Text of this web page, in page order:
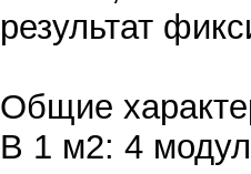
результат
Общие
В 1 м2: 4